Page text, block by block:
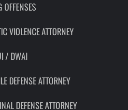
OFFENSES
VIOLENCE ATTORNEY
/ DWAI
DEFENSE ATTORNEY
DEFENSE ATTORNEY